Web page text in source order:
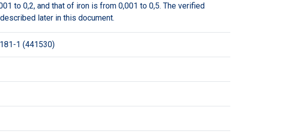
to 0,2, and that of iron is from 0,001 to 0,5. The verified
later in this document.
1 (441530)